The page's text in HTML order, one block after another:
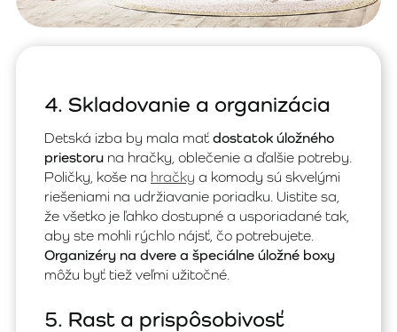
4. Skladovanie a organizácia
Detská izba by mala mať dostatok úložného
priestoru na hračky, oblečenie a ďalšie potreby.
Poličky, koše na hračky a komody sú skvelými
riešeniami na udržiavanie poriadku. Uistite sa,
že všetko je ľahko dostupné a usporiadané tak,
aby ste mohli rýchlo nájsť, čo potrebujete.
Organizéry na dvere a špeciálne úložné boxy
môžu byť tiež veľmi užitočné.
5. Rast a prispôsobivosť